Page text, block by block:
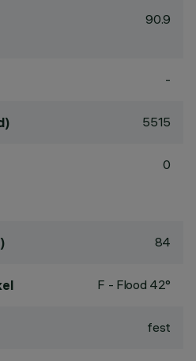
90.9
-
5515
0
84
F - Flood 42°
fest